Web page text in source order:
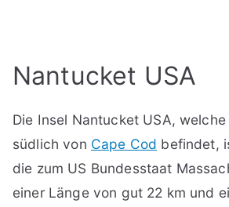
Nantucket USA
Die Insel Nantucket USA,
südlich von Cape Cod befindet,
die zum US Bundesstaat
einer Länge von gut 22 km und